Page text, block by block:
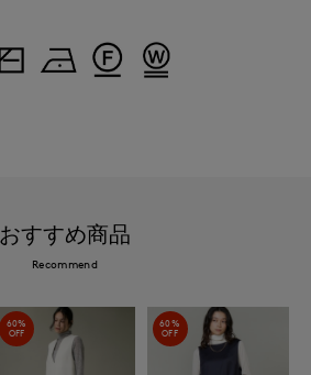
おすすめ商品
Recommend
60%
OFF
60%
OFF